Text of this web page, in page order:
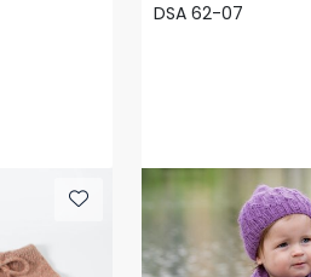
DSA 62-07